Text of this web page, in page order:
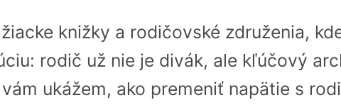
knižky a rodičovské združenia,
rodič už nie je divák, ale kľúčový
ukážem, ako premeniť napätie s